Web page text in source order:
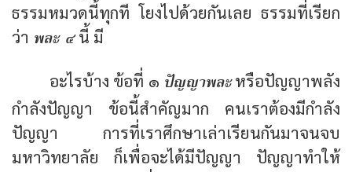
ธรรมหมวดนี้ทุกที โยงไปด้วยกันเลย ธรรมที่เรียก
ว่า พละ ๔นี้ มี
อะไรบ้าง ข้อที่ ๑ ปัญญาพละหรือปัญญาพลัง
กำลังปัญญา ข้อนี้สำคัญมาก คนเราต้องมีกำลัง
ปัญญา การที่เราศึกษาเล่าเรียนกันมาจนจบ
มหาวิทยาลัย ก็เพื่อจะได้มีปัญญา ปัญญาทำให้